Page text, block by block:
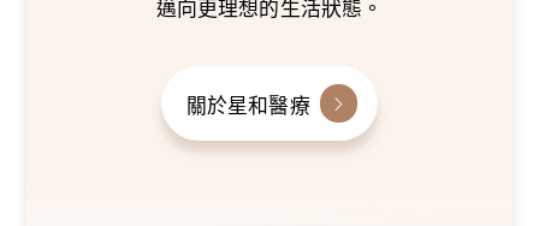
邁向更理想的生活狀態。
關於星和醫療